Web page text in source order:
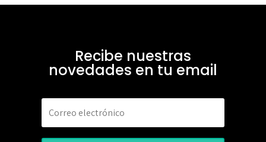
Recibe nuestras
novedades en tu email